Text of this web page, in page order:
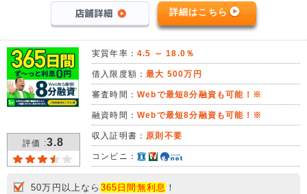
詳細はこちら
評価 :3.8
実質年率： 4.5 ～ 18.0％
借入限度額：最大 500万円
審査時間： Webで最短8分融資も可能！※
融資時間： Webで最短8分融資も可能！※
収入証明書： 原則不要
コンビニ：
50万円以上なら 365日間無利息 ！